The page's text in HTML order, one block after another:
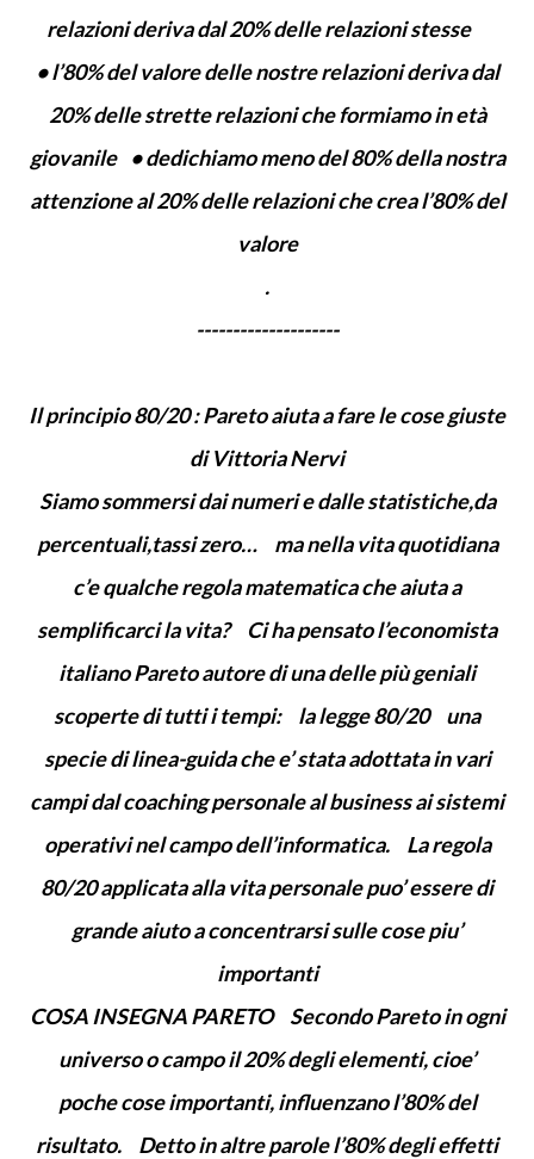
relazioni deriva dal 20% delle relazioni stesse
• l’80% del valore delle nostre relazioni deriva dal
20% delle strette relazioni che formiamo in età
giovanile • dedichiamo meno del 80% della nostra
attenzione al 20% delle relazioni che crea l’80% del
valore
.
--------------------
Il principio 80/20 : Pareto aiuta a fare le cose giuste
di Vittoria Nervi
Siamo sommersi dai numeri e dalle statistiche,da
percentuali,tassi zero… ma nella vita quotidiana
c’e qualche regola matematica che aiuta a
semplificarci la vita? Ci ha pensato l’economista
italiano Pareto autore di una delle più geniali
scoperte di tutti i tempi: la legge 80/20 una
specie di linea-guida che e’ stata adottata in vari
campi dal coaching personale al business ai sistemi
operativi nel campo dell’informatica. La regola
80/20 applicata alla vita personale puo’ essere di
grande aiuto a concentrarsi sulle cose piu’
importanti
COSA INSEGNA PARETO Secondo Pareto in ogni
universo o campo il 20% degli elementi, cioe’
poche cose importanti, influenzano l’80% del
risultato. Detto in altre parole l’80% degli effetti